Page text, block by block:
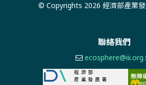
© Copyrights 2026 經濟部產業
聯絡我們